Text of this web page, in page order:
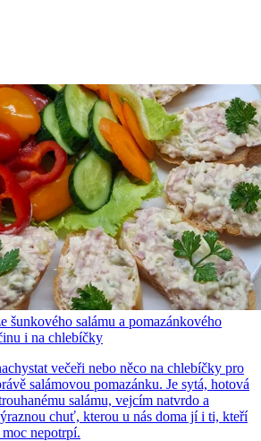
šunkového salámu a pomazánkového
i na chlebíčky
večeři nebo něco na chlebíčky pro
salámovou pomazánku. Je sytá, hotová
salámu, vejcím natvrdo a
chuť, kterou u nás doma jí i ti, kteří
nepotrpí.